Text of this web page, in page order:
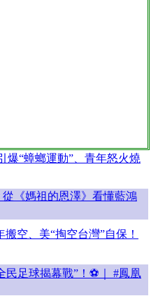
爆“蟑螂運動”、青年怒火燒
《媽祖的恩澤》看懂藍鴻
空、美“掏空台灣”自保！
民足球揭幕戰”！⚽｜ #鳳凰